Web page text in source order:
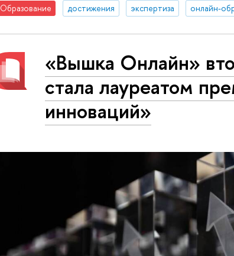
Образование достижения экспертиза онлайн-
«Вышка Онлайн»
стала лауреатом
инноваций»